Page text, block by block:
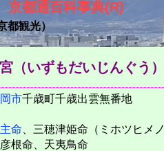
京都通百科事典(R)
都観光）
（いずもだいじんぐう）
市千歳町千歳出雲無番地
命 、三穂津姫命（ミホツヒメ
根命、天夷鳥命